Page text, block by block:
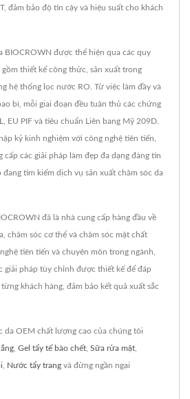
đảm bảo độ tin cậy và hiệu suất cho khách
BIOCROWN được thể hiện qua các quy
thiết kế công thức, sản xuất trong
hệ thống lọc nước RO. Từ việc làm đầy và
bì, mỗi giai đoạn đều tuân thủ các chứng
EU PIF và tiêu chuẩn Liên bang Mỹ 209D.
kỷ kinh nghiệm với công nghệ tiên tiến,
các giải pháp làm đẹp đa dạng đáng tin
tìm kiếm dịch vụ sản xuất chăm sóc da
đã là nhà cung cấp hàng đầu về
chăm sóc cơ thể và chăm sóc mặt chất
tiên tiến và chuyên môn trong ngành,
giải pháp tùy chỉnh được thiết kế để đáp
khách hàng, đảm bảo kết quả xuất sắc
da OEM chất lượng cao của chúng tôi
Gel tẩy tế bào chết Sữa rửa mặt
Nước tẩy trang và đừng ngần ngại